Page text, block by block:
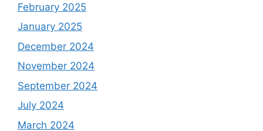
February 2025
January 2025
December 2024
November 2024
September 2024
July 2024
March 2024